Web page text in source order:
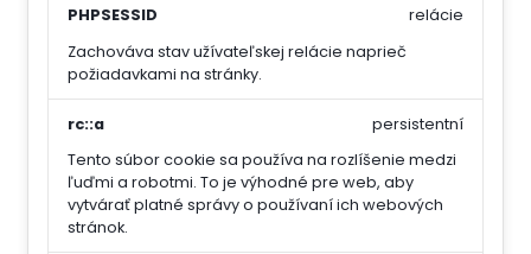
PHPSESSID
Zachováva stav užívateľskej relácie naprieč
požiadavkami na stránky.
relácie
rc::a
Tento súbor cookie sa používa na rozlíšenie medzi
ľuďmi a robotmi. To je výhodné pre web, aby
vytvárať platné správy o používaní ich webových
stránok.
persistentní